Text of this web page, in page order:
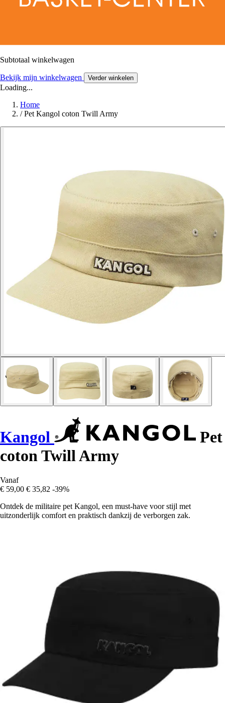
Subtotaal winkelwagen
Bekijk mijn winkelwagen Verder winkelen
Loading...
Home
/ Pet Kangol coton Twill Army
Kangol
Pet
coton Twill Army
Vanaf
€ 59,00 € 35,82 -39%
Ontdek de militaire pet Kangol, een must-have voor stijl met
uitzonderlijk comfort en praktisch dankzij de verborgen zak.